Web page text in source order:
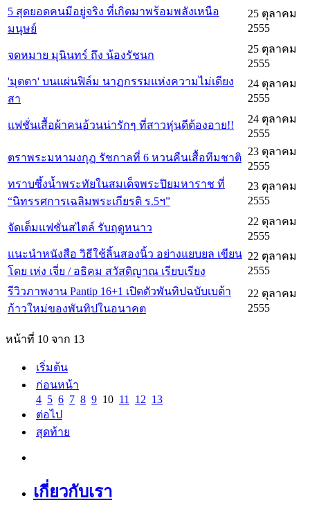
5 สุดยอดคนมีอยู่จริง ที่เกิดมาพร้อมพลังเหนือ
มนุษย์
25 ตุลาคม
2555
จดหมาย มุนินทร์ ถึง น้องรัชนก
25 ตุลาคม
2555
'มุตตา' บนแผ่นฟิล์ม นาฏกรรมแห่งความไม่เดียง
สา
24 ตุลาคม
2555
แฟชั่นเสื้อผ้าคนอ้วนน่ารักๆ ที่สาวหุ่นดีต้องอาย!!
24 ตุลาคม
2555
ตราพระมหามงกุฎ รัชกาลที่ 6 หวนคืนเสื้อทีมชาติ
23 ตุลาคม
2555
ทราบซึ้งน้ำพระทัยในสมเด็จพระปิยมหาราช ที่
“นิทรรศการเฉลิมพระเกียรติ ร.5ฯ”
23 ตุลาคม
2555
จัดเต็มแฟชั่นสไตล์ รับฤดูหนาว
22 ตุลาคม
2555
แนะนำหนังสือ วิธีใช้ลิ้นสองนิ้ว อย่างแยบยล เขียน
โดย เห่ง เจี่ย / อธิคม สวัสดิญาณ เรียบเรียง
22 ตุลาคม
2555
รีวิวภาพงาน Pantip 16+1 เปิดตัวพันทิปฉบับเบต้า
ก้าวใหม่ของพันทิปในอนาคต
22 ตุลาคม
2555
หน้าที่ 10 จาก 13
เริ่มต้น
ก่อนหน้า
4 5 6 7 8 9 10 11 12 13
ต่อไป
สุดท้าย
เกี่ยวกับเรา